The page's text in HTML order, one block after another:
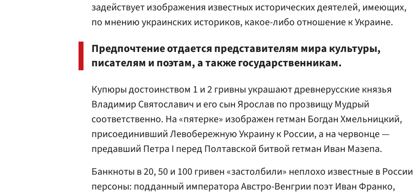
задействует изображения известных исторических деятелей, имеющих,
по мнению украинских историков, какое-либо отношение к Украине.
Предпочтение отдается представителям мира культуры,
писателям и поэтам, а также государственникам.
Купюры достоинством 1 и 2 гривны украшают древнерусские князья
Владимир Святославич и его сын Ярослав по прозвищу Мудрый
соответственно. На «пятерке» изображен гетман Богдан Хмельницкий,
присоединивший Левобережную Украину к России, а на червонце —
предавший Петра I перед Полтавской битвой гетман Иван Мазепа.
Банкноты в 20, 50 и 100 гривен «застолбили» неплохо известные в России
персоны: подданный императора Австро-Венгрии поэт Иван Франко,